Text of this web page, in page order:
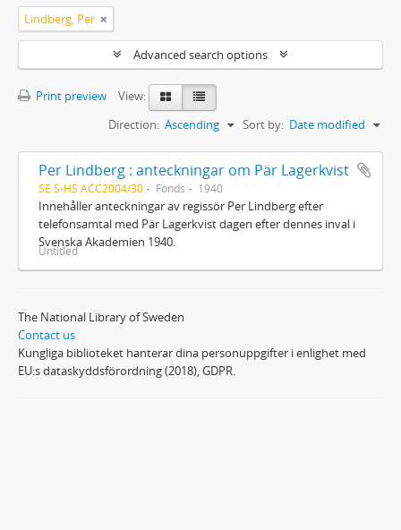
Lindberg, Per
Advanced search options
Print preview
View:
Sort by: Date modified
Direction: Ascending
Per Lindberg : anteckningar om Pär Lagerkvist
SE S-HS ACC2004/30 Fonds 1940
Innehåller anteckningar av regissör Per Lindberg efter
telefonsamtal med Pär Lagerkvist dagen efter dennes inval i
Svenska Akademien 1940.
Untitled
The National Library of Sweden
Contact us
Kungliga biblioteket hanterar dina personuppgifter i enlighet med
EU:s dataskyddsförordning (2018), GDPR.